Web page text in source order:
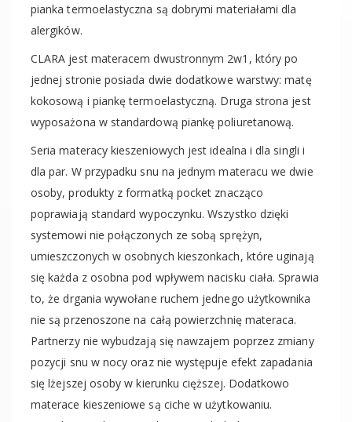
pianka termoelastyczna są dobrymi materiałami dla
alergików.
CLARA jest materacem dwustronnym 2w1, który po
jednej stronie posiada dwie dodatkowe warstwy: matę
kokosową i piankę termoelastyczną. Druga strona jest
wyposażona w standardową piankę poliuretanową.
Seria materacy kieszeniowych jest idealna i dla singli i
dla par. W przypadku snu na jednym materacu we dwie
osoby, produkty z formatką pocket znacząco
poprawiają standard wypoczynku. Wszystko dzięki
systemowi nie połączonych ze sobą sprężyn,
umieszczonych w osobnych kieszonkach, które uginają
się każda z osobna pod wpływem nacisku ciała. Sprawia
to, że drgania wywołane ruchem jednego użytkownika
nie są przenoszone na całą powierzchnię materaca.
Partnerzy nie wybudzają się nawzajem poprzez zmiany
pozycji snu w nocy oraz nie występuje efekt zapadania
się lżejszej osoby w kierunku cięższej. Dodatkowo
materace kieszeniowe są ciche w użytkowaniu.